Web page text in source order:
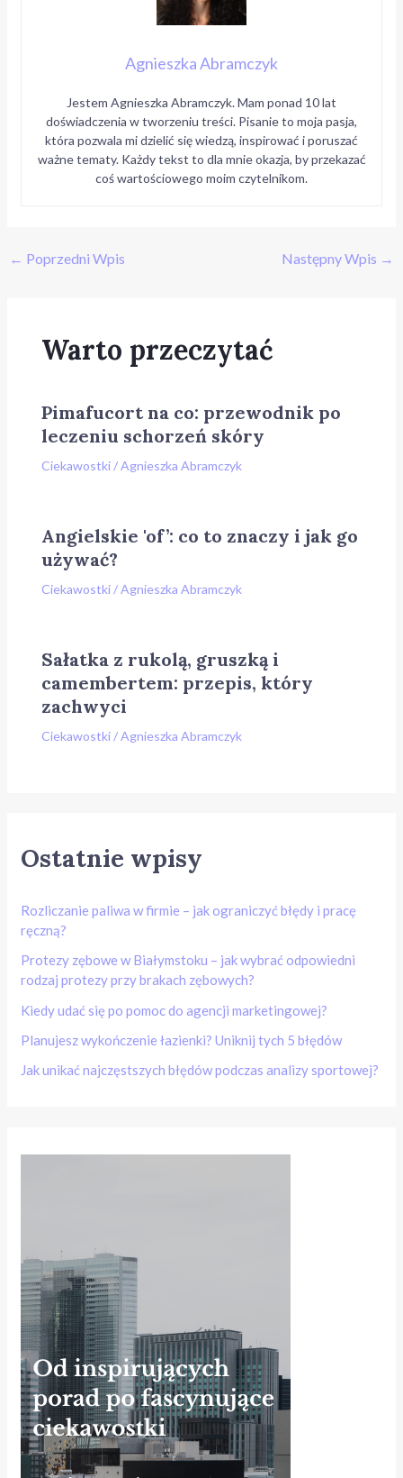
Agnieszka Abramczyk
Jestem Agnieszka Abramczyk. Mam ponad 10 lat
doświadczenia w tworzeniu treści. Pisanie to moja pasja,
która pozwala mi dzielić się wiedzą, inspirować i poruszać
ważne tematy. Każdy tekst to dla mnie okazja, by przekazać
coś wartościowego moim czytelnikom.
← Poprzedni Wpis Następny Wpis →
Warto przeczytać
Pimafucort na co: przewodnik po
leczeniu schorzeń skóry
Ciekawostki/Agnieszka Abramczyk
Angielskie 'of’: co to znaczy i jak go
używać?
Ciekawostki/Agnieszka Abramczyk
Sałatka z rukolą, gruszką i
camembertem: przepis, który
zachwyci
Ciekawostki/Agnieszka Abramczyk
Ostatnie wpisy
Rozliczanie paliwa w firmie – jak ograniczyć błędy i pracę
ręczną?
Protezy zębowe w Białymstoku – jak wybrać odpowiedni
rodzaj protezy przy brakach zębowych?
Kiedy udać się po pomoc do agencji marketingowej?
Planujesz wykończenie łazienki? Uniknij tych 5 błędów
Jak unikać najczęstszych błędów podczas analizy sportowej?